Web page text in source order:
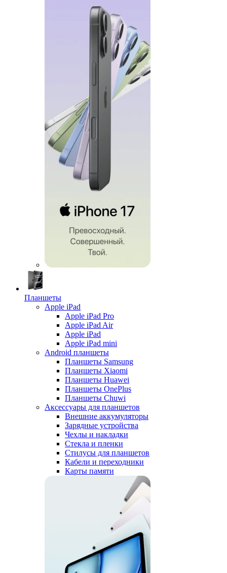
Планшеты
Apple iPad
Apple iPad Pro
Apple iPad Air
Apple iPad
Apple iPad mini
Android планшеты
Планшеты Samsung
Планшеты Xiaomi
Планшеты Huawei
Планшеты OnePlus
Планшеты Chuwi
Аксессуары для планшетов
Внешние аккумуляторы
Зарядные устройства
Чехлы и накладки
Стекла и пленки
Стилусы для планшетов
Кабели и переходники
Карты памяти